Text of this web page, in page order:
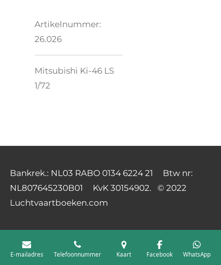
Artikelnummer:
26.026
Mitsubishi Ki-46 LS
1/72
Bankrek.: NL03 RABO 0134 6224 21 Btw nr:
NL807645230B01 KvK 30154902. © 2022
Luchtvaartboeken.com
E-mailadres Telefoonnummer Kaart Facebook WhatsApp